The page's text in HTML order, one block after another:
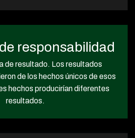
responsabilidad
de resultado. Los resultados
de los hechos únicos de esos
hechos producirían diferentes
resultados.